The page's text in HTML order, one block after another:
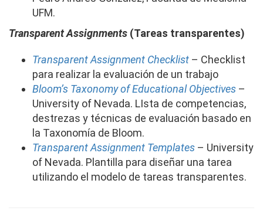
UFM.
Transparent Assignments (Tareas transparentes)
Transparent Assignment Checklist – Checklist
para realizar la evaluación de un trabajo
Bloom’s Taxonomy of Educational Objectives –
University of Nevada. LIsta de competencias,
destrezas y técnicas de evaluación basado en
la Taxonomía de Bloom.
Transparent Assignment Templates – University
of Nevada. Plantilla para diseñar una tarea
utilizando el modelo de tareas transparentes.